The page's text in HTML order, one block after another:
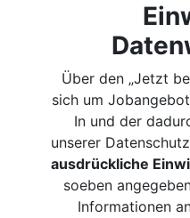
Über den „Jetzt
sich um
In und der
unserer
ausdrückliche
soeben
Informationen